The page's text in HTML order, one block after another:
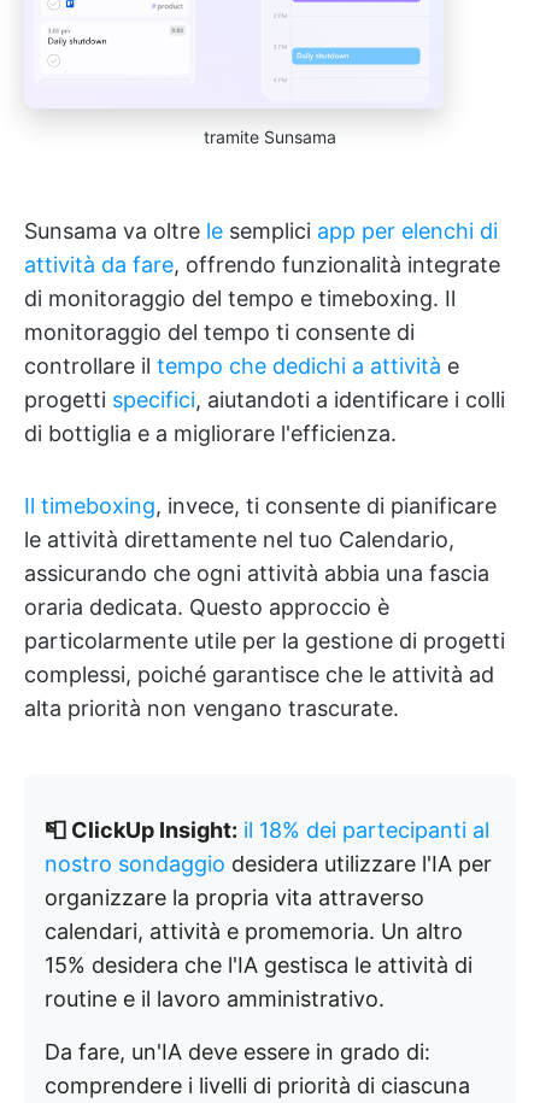
tramite Sunsama
Sunsama va oltre le semplici app per elenchi di
attività da fare, offrendo funzionalità integrate
di monitoraggio del tempo e timeboxing. Il
monitoraggio del tempo ti consente di
controllare il tempo che dedichi a attività e
progetti specifici, aiutandoti a identificare i colli
di bottiglia e a migliorare l'efficienza.
Il timeboxing, invece, ti consente di pianificare
le attività direttamente nel tuo Calendario,
assicurando che ogni attività abbia una fascia
oraria dedicata. Questo approccio è
particolarmente utile per la gestione di progetti
complessi, poiché garantisce che le attività ad
alta priorità non vengano trascurate.
📮 ClickUp Insight: il 18% dei partecipanti al
nostro sondaggio desidera utilizzare l'IA per
organizzare la propria vita attraverso
calendari, attività e promemoria. Un altro
15% desidera che l'IA gestisca le attività di
routine e il lavoro amministrativo.
Da fare, un'IA deve essere in grado di:
comprendere i livelli di priorità di ciascuna